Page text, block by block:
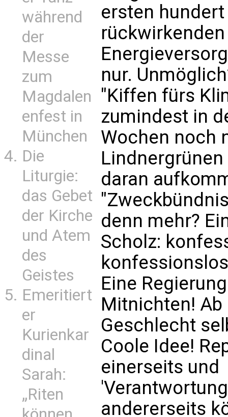
während
der
Messe
zum
Magdalen
enfest in
München
Die
Liturgie:
das Gebet
der Kirche
und Atem
des
Geistes
Emeritiert
er
Kurienkar
dinal
Sarah:
„Riten
ersten
nur.
"Kiffen fürs
zumindest in
Wochen noch
daran
denn mehr?
Scholz:
Eine
Mitnichten!
Geschlecht
Coole Idee!
einerseits und
andererseits